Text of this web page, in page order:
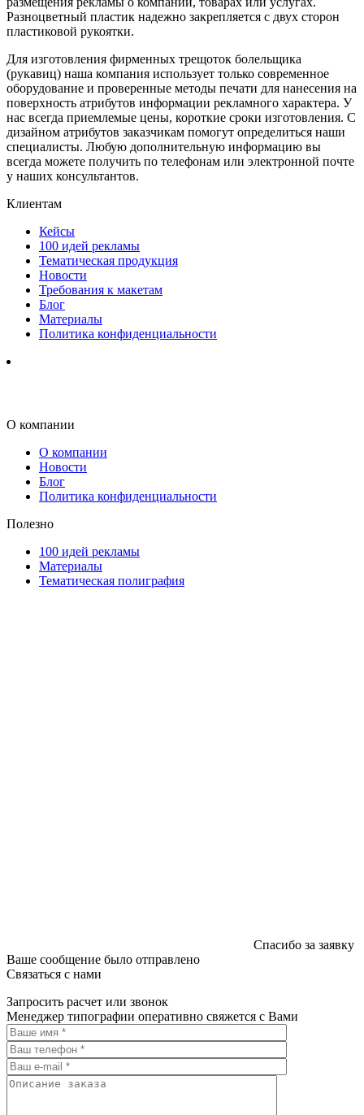
Разноцветный пластик надежно закрепляется с двух сторон
пластиковой рукоятки.
Для изготовления фирменных трещоток болельщика
(рукавиц) наша компания использует только современное
оборудование и проверенные методы печати для нанесения на
поверхность атрибутов информации рекламного характера. У
нас всегда приемлемые цены, короткие сроки изготовления. С
дизайном атрибутов заказчикам помогут определиться наши
специалисты. Любую дополнительную информацию вы
всегда можете получить по телефонам или электронной почте
у наших консультантов.
Клиентам
Кейсы
100 идей рекламы
Тематическая продукция
Новости
Требования к макетам
Блог
Материалы
Политика конфиденциальности
О компании
О компании
Новости
Блог
Политика конфиденциальности
Полезно
100 идей рекламы
Материалы
Тематическая полиграфия
Спасибо за заявку
Ваше сообщение было отправлено
Связаться с нами
Запросить расчет или звонок
Менеджер типографии оперативно свяжется с Вами